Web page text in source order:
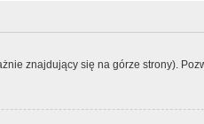
znajdujący się na górze strony).